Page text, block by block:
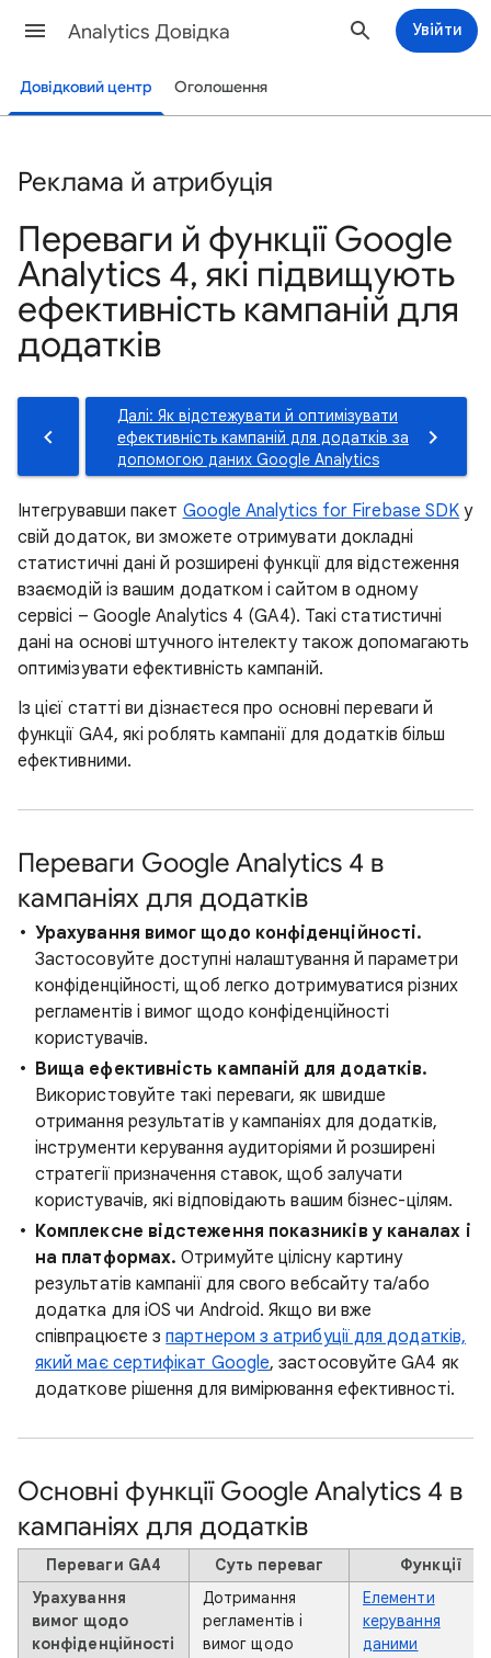
Analytics Довідка Увійти
Довідковий центр Оголошення
Реклама й атрибуція
Переваги й функції Google
Analytics 4, які підвищують
ефективність кампаній для
додатків
Далі: Як відстежувати й оптимізувати
ефективність кампаній для додатків за
допомогою даних Google Analytics
Інтегрувавши пакет Google Analytics for Firebase SDK у
свій додаток, ви зможете отримувати докладні
статистичні дані й розширені функції для відстеження
взаємодій із вашим додатком і сайтом в одному
сервісі – Google Analytics 4 (GA4). Такі статистичні
дані на основі штучного інтелекту також допомагають
оптимізувати ефективність кампаній.
Із цієї статті ви дізнаєтеся про основні переваги й
функції GA4, які роблять кампанії для додатків більш
ефективними.
Переваги Google Analytics 4 в
кампаніях для додатків
Урахування вимог щодо конфіденційності.
Застосовуйте доступні налаштування й параметри
конфіденційності, щоб легко дотримуватися різних
регламентів і вимог щодо конфіденційності
користувачів.
Вища ефективність кампаній для додатків.
Використовуйте такі переваги, як швидше
отримання результатів у кампаніях для додатків,
інструменти керування аудиторіями й розширені
стратегії призначення ставок, щоб залучати
користувачів, які відповідають вашим бізнес-цілям.
Комплексне відстеження показників у каналах і
на платформах. Отримуйте цілісну картину
результатів кампанії для свого вебсайту та/або
додатка для iOS чи Android. Якщо ви вже
співпрацюєте зпартнером з атрибуції для додатків,
який має сертифікат Google, застосовуйте GA4 як
додаткове рішення для вимірювання ефективності.
Основні функції Google Analytics 4 в
кампаніях для додатків
Переваги GA4 Суть переваг
Функції
Урахування
вимог щодо
конфіденційності
Дотримання
регламентів і
вимог щодо
Елементи
керування
даними